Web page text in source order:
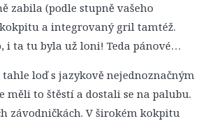
zabila (podle stupně vašeho
a integrovaný gril tamtéž.
i ta tu byla už loni! Teda pánové…
tahle loď s jazykově nejednoznačným
to štěstí a dostali se na palubu.
závodničkách. V širokém kokpitu